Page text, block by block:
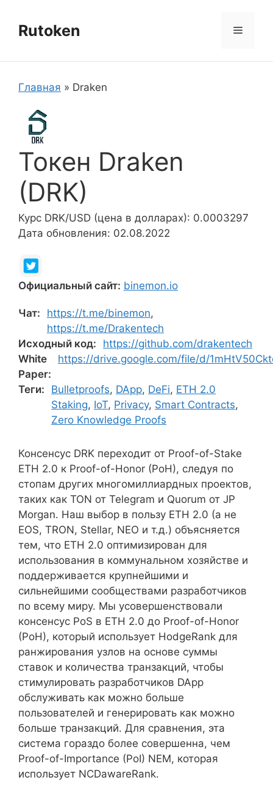
содержимому
Rutoken Меню
Главная » Draken
Токен Draken
(DRK)
Курс DRK/USD (цена в долларах): 0.0003297
Дата обновления: 02.08.2022
Официальный сайт: binemon.io
Чат: https://t.me/binemon,
https://t.me/Drakentech
Исходный код:
https://github.com/drakentech
White
Paper:
https://drive.google.com/file/d/
Теги: Bulletproofs, DApp, DeFi, ETH 2.0
Staking, IoT, Privacy, Smart Contracts,
Zero Knowledge Proofs
Консенсус DRK переходит от Proof-of-Stake
ETH 2.0 к Proof-of-Honor (PoH), следуя по
стопам других многомиллиардных проектов,
таких как TON от Telegram и Quorum от JP
Morgan. Наш выбор в пользу ETH 2.0 (а не
EOS, TRON, Stellar, NEO и т.д.) объясняется
тем, что ETH 2.0 оптимизирован для
использования в коммунальном хозяйстве и
поддерживается крупнейшими и
сильнейшими сообществами разработчиков
по всему миру. Мы усовершенствовали
консенсус PoS в ETH 2.0 до Proof-of-Honor
(PoH), который использует HodgeRank для
ранжирования узлов на основе суммы
ставок и количества транзакций, чтобы
стимулировать разработчиков DApp
обслуживать как можно больше
пользователей и генерировать как можно
больше транзакций. Для сравнения, эта
система гораздо более совершенна, чем
Proof-of-Importance (PoI) NEM, которая
использует NCDawareRank.